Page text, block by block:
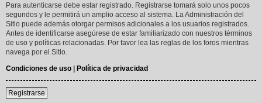
Para autenticarse debe estar registrado. Registrarse tomará solo unos pocos
segundos y le permitirá un amplio acceso al sistema. La Administración del
Sitio puede además otorgar permisos adicionales a los usuarios registrados.
Antes de identificarse asegúrese de estar familiarizado con nuestros términos
de uso y políticas relacionadas. Por favor lea las reglas de los foros mientras
navega por el Sitio.
Condiciones de uso | Política de privacidad
Registrarse